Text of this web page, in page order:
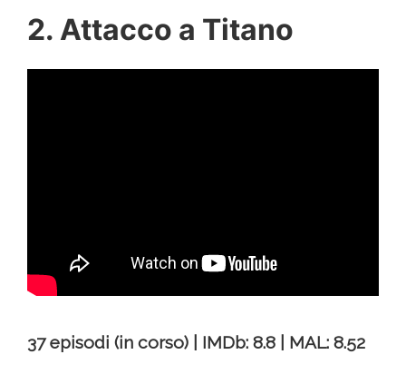
2. Attacco a Titano
37 episodi (in corso) | IMDb: 8.8 | MAL: 8.52